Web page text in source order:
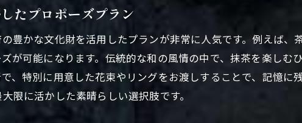
京都府で愛を伝えるプロポーズの魅力
たプロポーズプラン
豊かな文化財を活用したプランが非常に人気です。例えば
が可能になります。伝統的な和の風情の中で、抹茶を楽しむ
、特別に用意した花束やリングをお渡しすることで、記憶に
限に活かした素晴らしい選択肢です。